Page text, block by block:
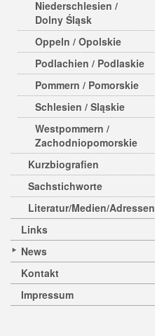
Niederschlesien /
Dolny Śląsk
Oppeln / Opolskie
Podlachien / Podlaskie
Pommern / Pomorskie
Schlesien / Sląskie
Westpommern /
Zachodniopomorskie
Kurzbiografien
Sachstichworte
Literatur/Medien/Adressen
Links
News
Kontakt
Impressum